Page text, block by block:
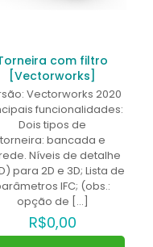
com filtro
[Vectorworks]
Vectorworks 2020
funcionalidades:
Dois tipos de
torneira: bancada e
Níveis de detalhe
para 2D e 3D; Lista de
IFC; (obs.:
opção de […]
R$0,00